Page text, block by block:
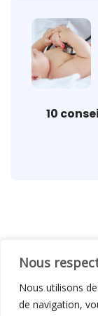
Nous
Nous utilisons
de navigation,
10
© C i E M2026